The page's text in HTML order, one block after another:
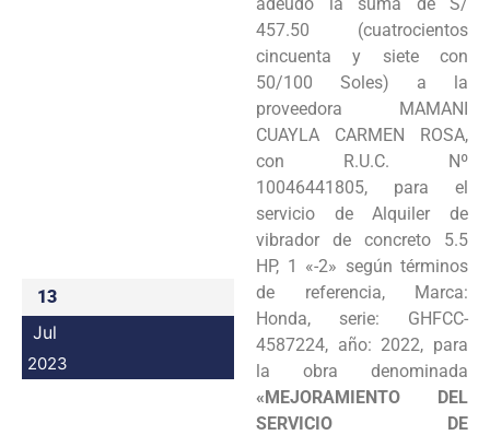
Intranet
13
Jul
2023
457.50 (cuatrocientos
cincuenta y siete con
50/100 Soles) a la
proveedora MAMANI
CUAYLA CARMEN ROSA,
con R.U.C. Nº
10046441805, para el
servicio de Alquiler de
vibrador de concreto 5.5
HP, 1 «-2» según términos
de referencia, Marca:
Honda, serie: GHFCC-
4587224, año: 2022, para
la obra denominada
«MEJORAMIENTO DEL
SERVICIO DE